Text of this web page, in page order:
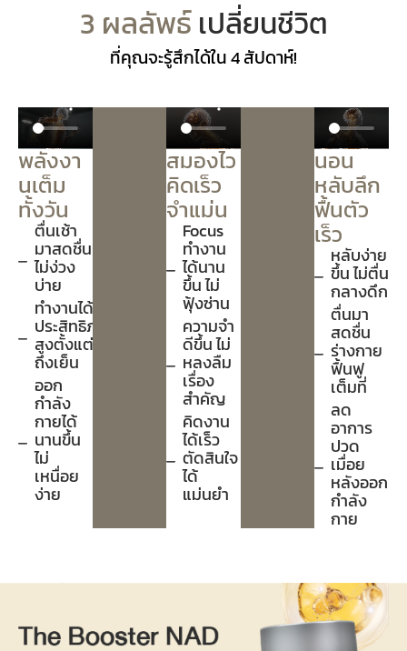
3 ผลลัพธ์เปลี่ยนชีวิต
ที่คุณจะรู้สึกได้ใน 4 สัปดาห์!
พลังงา
นเต็ม
ทั้งวัน
ตื่นเช้า
มาสดชื่น
ไม่ง่วง
บ่าย
ทำงานได้
ประสิทธิภาพ
สูงตั้งแต่เช้า
ถึงเย็น
ออก
กำลัง
กายได้
นานขึ้น
ไม่
เหนื่อย
ง่าย
สมองไว
คิดเร็ว
จำแม่น
Focus
ทำงาน
ได้นาน
ขึ้น ไม่
ฟุ้งซ่าน
ความจำ
ดีขึ้น ไม่
หลงลืม
เรื่อง
สำคัญ
คิดงาน
ได้เร็ว
ตัดสินใจ
ได้
แม่นยำ
นอน
หลับลึก
ฟื้นตัว
เร็ว
หลับง่าย
ขึ้น ไม่ตื่น
กลางดึก
ตื่นมา
สดชื่น
ร่างกาย
ฟื้นฟู
เต็มที่
ลด
อาการ
ปวด
เมื่อย
หลังออก
กำลัง
กาย